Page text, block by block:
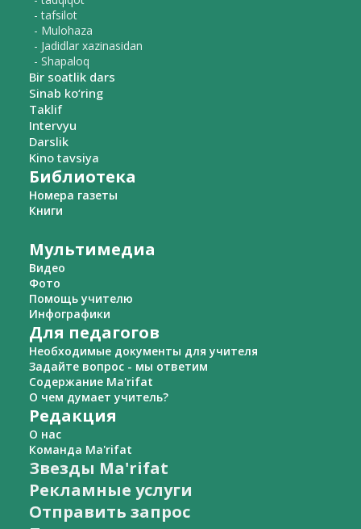
- tafsilot
- Mulohaza
- Jadidlar xazinasidan
- Shapaloq
Bir soatlik dars
Sinab ko‘ring
Taklif
Intervyu
Darslik
Kino tavsiya
Библиотека
Номера газеты
Книги
Мультимедиа
Видео
Фото
Помощь учителю
Инфографики
Для педагогов
Необходимые документы для учителя
Задайте вопрос - мы ответим
Содержание Ma'rifat
О чем думает учитель?
Редакция
О нас
Команда Ma'rifat
Звезды Ma'rifat
Рекламные услуги
Отправить запрос